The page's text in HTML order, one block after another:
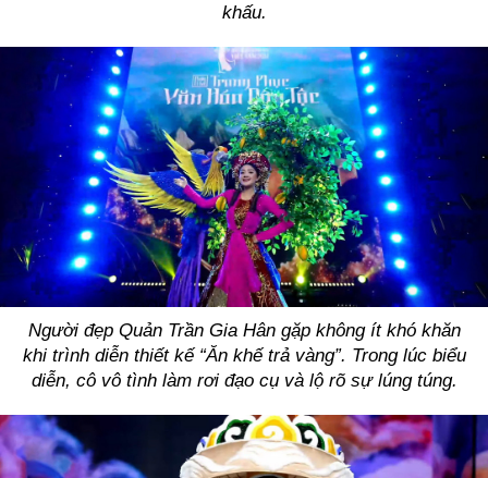
khấu.
Người đẹp Quản Trần Gia Hân gặp không ít khó khăn
khi trình diễn thiết kế “Ăn khế trả vàng”. Trong lúc biểu
diễn, cô vô tình làm rơi đạo cụ và lộ rõ sự lúng túng.